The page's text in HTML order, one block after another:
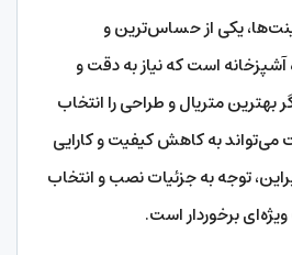
یکی از حساس‌ترین و
است که نیاز به دقت و
بهترین متریال و طراحی را انتخاب
می‌تواند به کاهش کیفیت و کارایی
توجه به جزئیات نصب و انتخاب
برخوردار است.